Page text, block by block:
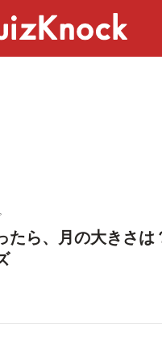
たら、月の大きさは